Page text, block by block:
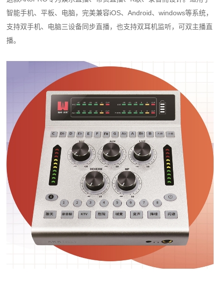
智能手机、平板、电脑，完美兼容iOS、Android、windows等系统，
支持双手机、电脑三设备同步直播，也支持双耳机监听，可双主播直
播。